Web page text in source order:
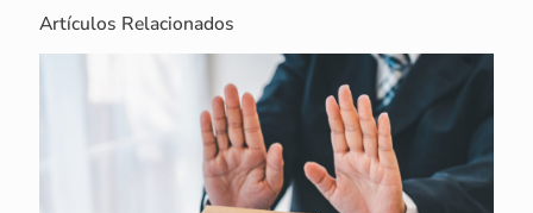
Artículos Relacionados